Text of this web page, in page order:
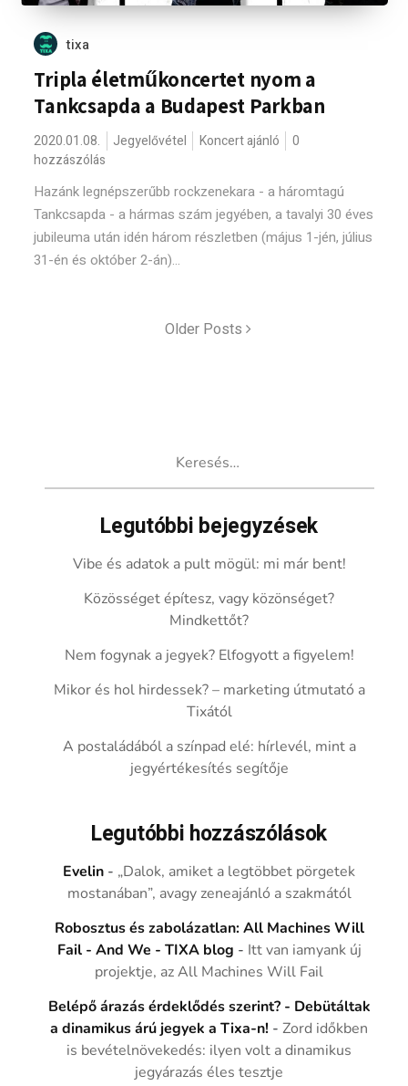
tixa
Tripla életműkoncertet nyom a
Tankcsapda a Budapest Parkban
2020.01.08. Jegyelővétel Koncert ajánló
0
hozzászólás
Hazánk legnépszerűbb rockzenekara - a háromtagú
Tankcsapda - a hármas szám jegyében, a tavalyi 30 éves
jubileuma után idén három részletben (május 1-jén, július
31-én és október 2-án)...
Older Posts
Legutóbbi bejegyzések
Vibe és adatok a pult mögül: mi már bent!
Közösséget építesz, vagy közönséget?
Mindkettőt?
Nem fogynak a jegyek? Elfogyott a figyelem!
Mikor és hol hirdessek? – marketing útmutató a
Tixától
A postaládából a színpad elé: hírlevél, mint a
jegyértékesítés segítője
Legutóbbi hozzászólások
Evelin - „Dalok, amiket a legtöbbet pörgetek
mostanában”, avagy zeneajánló a szakmától
Robosztus és zabolázatlan: All Machines Will
Fail - And We - TIXA blog - Itt van iamyank új
projektje, az All Machines Will Fail
Belépő árazás érdeklődés szerint? - Debütáltak
a dinamikus árú jegyek a Tixa-n! -Zord időkben
is bevételnövekedés: ilyen volt a dinamikus
jegyárazás éles tesztje